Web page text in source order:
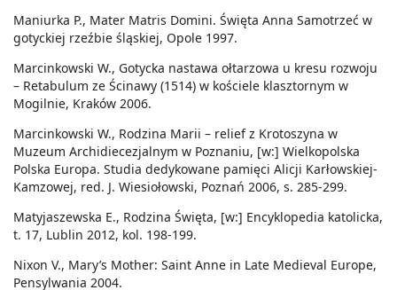
Maniurka P., Mater Matris Domini. Święta Anna Samotrzeć w
gotyckiej rzeźbie śląskiej, Opole 1997.
Marcinkowski W., Gotycka nastawa ołtarzowa u kresu rozwoju
– Retabulum ze Ścinawy (1514) w kościele klasztornym w
Mogilnie, Kraków 2006.
Marcinkowski W., Rodzina Marii – relief z Krotoszyna w
Muzeum Archidiecezjalnym w Poznaniu, [w:] Wielkopolska
Polska Europa. Studia dedykowane pamięci Alicji Karłowskiej-
Kamzowej, red. J. Wiesiołowski, Poznań 2006, s. 285-299.
Matyjaszewska E., Rodzina Święta, [w:] Encyklopedia katolicka,
t. 17, Lublin 2012, kol. 198-199.
Nixon V., Mary’s Mother: Saint Anne in Late Medieval Europe,
Pensylwania 2004.